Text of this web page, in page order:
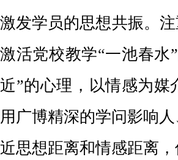
激发学员的思想共振。
激活党校教学“一池春水
近”的心理，以情感为
用广博精深的学问影响
近思想距离和情感距离